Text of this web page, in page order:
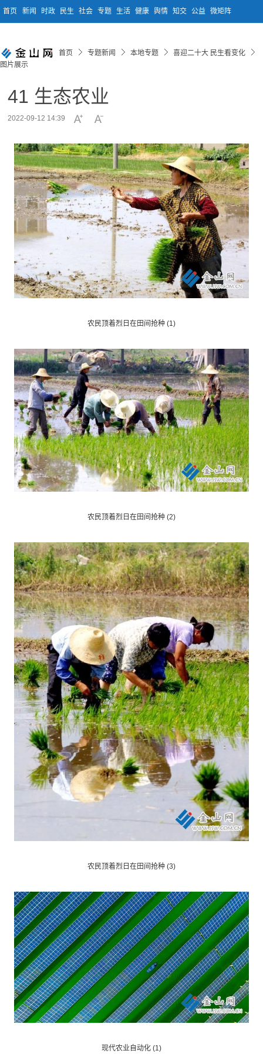
首页 新闻 时政 民生 社会 专题 生活 健康 舆情 知交 公益 微矩阵
首页 专题新闻 本地专题
喜迎二十大 民生看变化
图片展示
41 生态农业
2022-09-12 14:39
农民顶着烈日在田间抢种 (1)
农民顶着烈日在田间抢种 (2)
农民顶着烈日在田间抢种 (3)
现代农业自动化 (1)